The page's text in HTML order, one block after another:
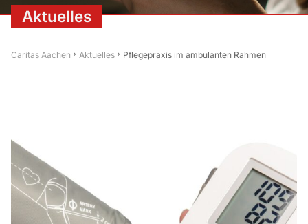
Aktuelles
Caritas Aachen Aktuelles Pflegepraxis im ambulanten Rahmen